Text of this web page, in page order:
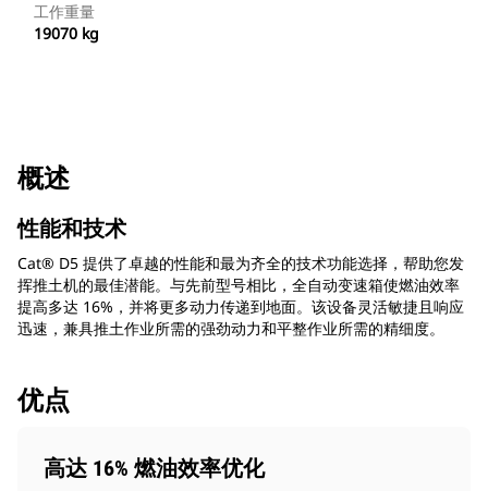
工作重量
19070 kg
概述
性能和技术
Cat® D5 提供了卓越的性能和最为齐全的技术功能选择，帮助您发
挥推土机的最佳潜能。与先前型号相比，全自动变速箱使燃油效率
提高多达 16%，并将更多动力传递到地面。该设备灵活敏捷且响应
迅速，兼具推土作业所需的强劲动力和平整作业所需的精细度。
优点
高达 16% 燃油效率优化